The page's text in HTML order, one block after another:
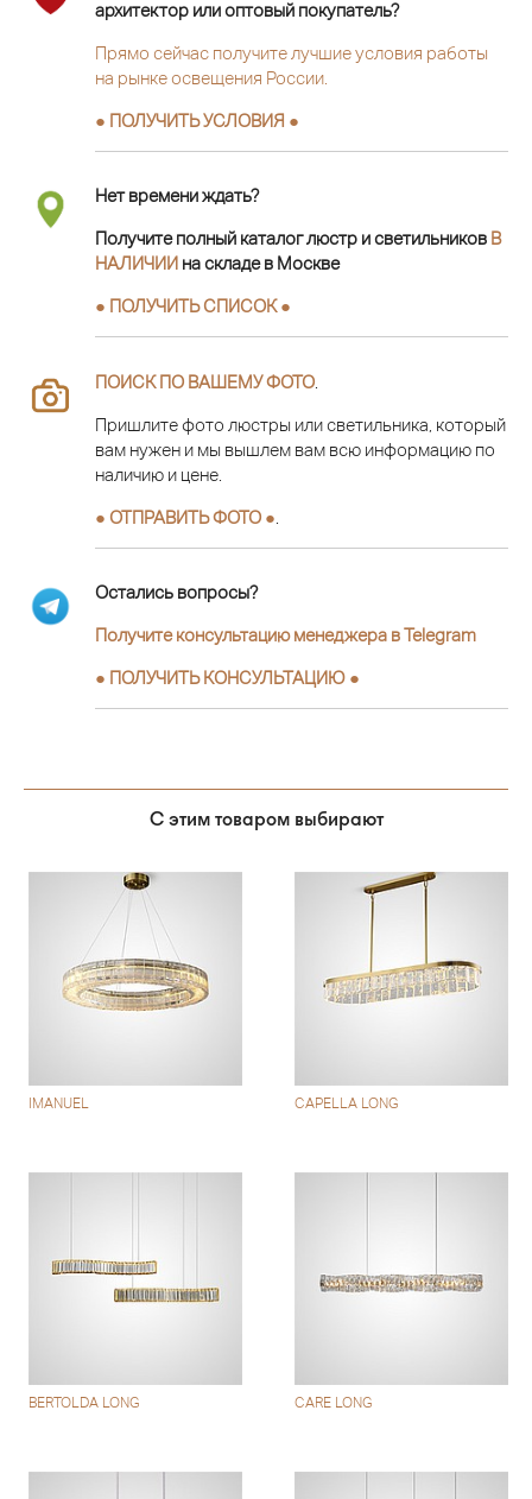
архитектор или оптовый покупатель?
Прямо сейчас получите лучшие условия работы
на рынке освещения России.
● ПОЛУЧИТЬ УСЛОВИЯ ●
Нет времени ждать?
Получите полный каталог люстр и светильников В
НАЛИЧИИ на складе в Москве
● ПОЛУЧИТЬ СПИСОК ●
ПОИСК ПО ВАШЕМУ ФОТО
Пришлите фото люстры или светильника, который
вам нужен и мы вышлем вам всю информацию по
наличию и цене.
● ОТПРАВИТЬ ФОТО ●
Остались вопросы?
Получите консультацию менеджера в Telegram
● ПОЛУЧИТЬ КОНСУЛЬТАЦИЮ ●
С этим товаром выбирают
IMANUEL CAPELLA LONG
BERTOLDA LONG CARE LONG